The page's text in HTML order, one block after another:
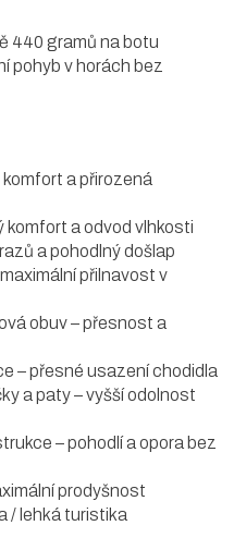
440 gramů na botu
pohyb v horách bez
a přirozená
a odvod vlhkosti
a pohodlný došlap
přilnavost v
obuv – přesnost a
– přesné usazení chodidla
a paty – vyšší odolnost
– pohodlí a opora bez
prodyšnost
/ lehká turistika